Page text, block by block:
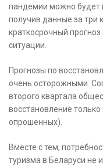
пандемии можно будет
получив данные за три
краткосрочный
ситуации.
Прогнозы по
очень осторожными.
второго квартала
восстановление
опрошенных).
Вместе с тем,
туризма в Беларуси не